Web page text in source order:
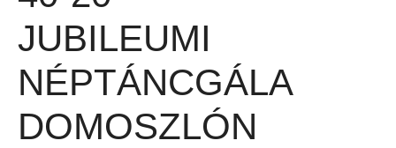
JUBILEUMI
NÉPTÁNCGÁLA
DOMOSZLÓN